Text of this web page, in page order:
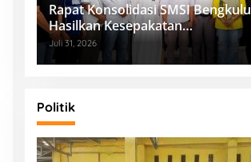
Rapat Konsolidasi SMSI Bengkulu
Hasilkan Kesepakatan
Pembentukan Pokja Newsroom
Kolaboratif
Juli 31, 2026
Politik